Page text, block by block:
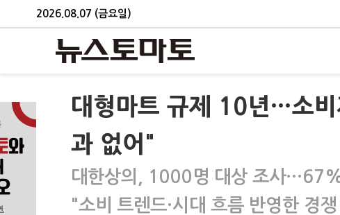
2026.08.07 (금요일)
대형마트 규제 10년…소
과 없어"
대한상의, 1000명 대상 조사
"소비 트렌드·시대 흐름 반영한 경